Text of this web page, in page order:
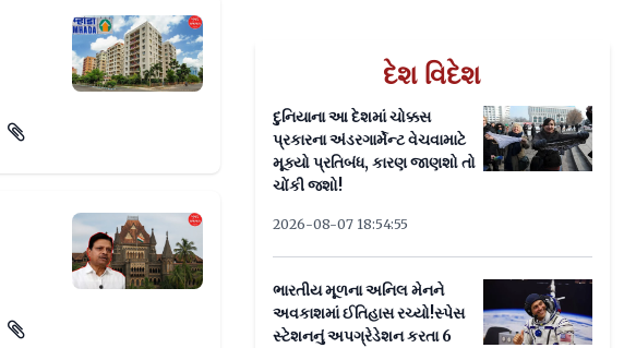
ક્લસ્ટર યોજનાથી મ્હાડાને 30,000 ઘર મળશે
દેશ વિદેશ
દુનિયાના આ દેશમાં ચોક્કસ
પ્રકારના અંડરગાર્મેન્ટ વેચવામાટે
મૂક્યો પ્રતિબંધ, કારણ જાણશો તો
ચોંકી જશો!
2026-08-07 18:54:55
ભારતીય મૂળના અનિલ મેનને
અવકાશમાં ઈતિહાસ રચ્યો!સ્પેસ
સ્ટેશનનું અપગ્રેડેશન કરતા 6